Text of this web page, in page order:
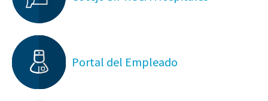
Portal del Empleado